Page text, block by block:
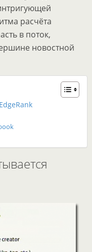
расчёта
в поток,
новостной